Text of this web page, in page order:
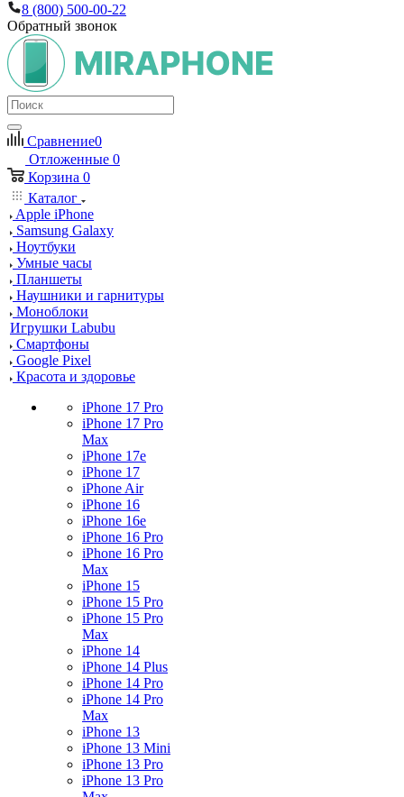
8 (800) 500-00-22
Обратный звонок
Сравнение0
Отложенные 0
Корзина 0
Каталог
Apple iPhone
Samsung Galaxy
Ноутбуки
Умные часы
Планшеты
Наушники и гарнитуры
Моноблоки
Игрушки Labubu
Смартфоны
Google Pixel
Красота и здоровье
iPhone 17 Pro
iPhone 17 Pro
Max
iPhone 17e
iPhone 17
iPhone Air
iPhone 16
iPhone 16e
iPhone 16 Pro
iPhone 16 Pro
Max
iPhone 15
iPhone 15 Pro
iPhone 15 Pro
Max
iPhone 14
iPhone 14 Plus
iPhone 14 Pro
iPhone 14 Pro
Max
iPhone 13
iPhone 13 Mini
iPhone 13 Pro
iPhone 13 Pro